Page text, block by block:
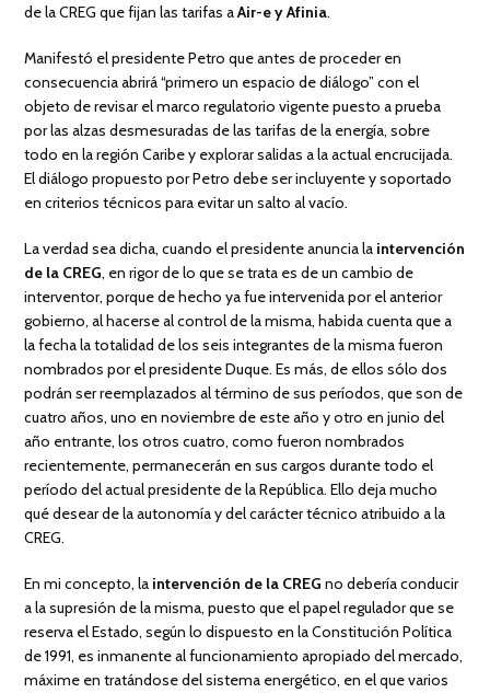
de la CREG que fijan las tarifas aAir-e y Afinia.
Manifestó el presidente Petro que antes de proceder en
consecuencia abrirá “primero un espacio de diálogo” con el
objeto de revisar el marco regulatorio vigente puesto a prueba
por las alzas desmesuradas de las tarifas de la energía, sobre
todo en la región Caribe y explorar salidas a la actual encrucijada.
El diálogo propuesto por Petro debe ser incluyente y soportado
en criterios técnicos para evitar un salto al vacío.
La verdad sea dicha, cuando el presidente anuncia la intervención
de la CREG, en rigor de lo que se trata es de un cambio de
interventor, porque de hecho ya fue intervenida por el anterior
gobierno, al hacerse al control de la misma, habida cuenta que a
la fecha la totalidad de los seis integrantes de la misma fueron
nombrados por el presidente Duque. Es más, de ellos sólo dos
podrán ser reemplazados al término de sus períodos, que son de
cuatro años, uno en noviembre de este año y otro en junio del
año entrante, los otros cuatro, como fueron nombrados
recientemente, permanecerán en sus cargos durante todo el
período del actual presidente de la República. Ello deja mucho
qué desear de la autonomía y del carácter técnico atribuido a la
CREG.
En mi concepto, la intervención de la CREGno debería conducir
a la supresión de la misma, puesto que el papel regulador que se
reserva el Estado, según lo dispuesto en la Constitución Política
de 1991, es inmanente al funcionamiento apropiado del mercado,
máxime en tratándose del sistema energético, en el que varios